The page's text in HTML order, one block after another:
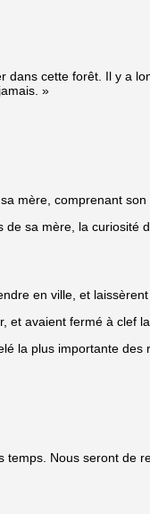
cette forêt. Il y a
»
mère, comprenant
sa mère, la curiosité
en ville, et
et avaient fermé à clef
la plus importante des
Nous seront de